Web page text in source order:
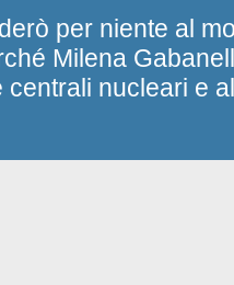
per niente al
Milena
centrali nucleari e